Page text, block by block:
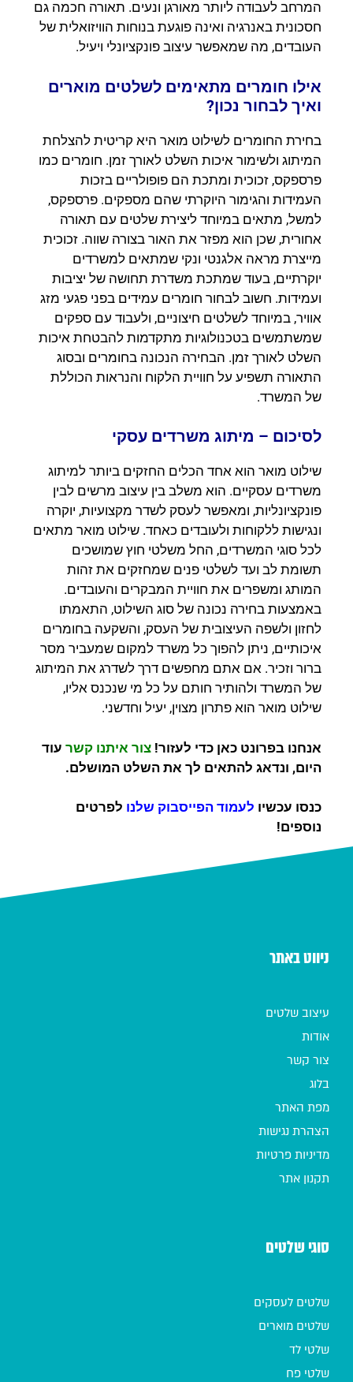
המרחב לעבודה ליותר מאורגן ונעים. תאורה חכמה גם
חסכונית באנרגיה ואינה פוגעת בנוחות הוויזואלית של
העובדים, מה שמאפשר עיצוב פונקציונלי ויעיל.
אילו חומרים מתאימים לשלטים מוארים
ואיך לבחור נכון?
בחירת החומרים לשילוט מואר היא קריטית להצלחת
המיתוג ולשימור איכות השלט לאורך זמן. חומרים כמו
פרספקס, זכוכית ומתכת הם פופולריים בזכות
העמידות והגימור היוקרתי שהם מספקים. פרספקס,
למשל, מתאים במיוחד ליצירת שלטים עם תאורה
אחורית, שכן הוא מפזר את האור בצורה שווה. זכוכית
מייצרת מראה אלגנטי ונקי שמתאים למשרדים
יוקרתיים, בעוד שמתכת משדרת תחושה של יציבות
ועמידות. חשוב לבחור חומרים עמידים בפני פגעי מזג
אוויר, במיוחד לשלטים חיצוניים, ולעבוד עם ספקים
שמשתמשים בטכנולוגיות מתקדמות להבטחת איכות
השלט לאורך זמן. הבחירה הנכונה בחומרים ובסוג
התאורה תשפיע על חוויית הלקוח והנראות הכוללת
של המשרד.
לסיכום – מיתוג משרדים עסקי
שילוט מואר הוא אחד הכלים החזקים ביותר למיתוג
משרדים עסקיים. הוא משלב בין עיצוב מרשים לבין
פונקציונליות, ומאפשר לעסק לשדר מקצועיות, יוקרה
ונגישות ללקוחות ולעובדים כאחד. שילוט מואר מתאים
לכל סוגי המשרדים, החל משלטי חוץ שמושכים
תשומת לב ועד לשלטי פנים שמחזקים את זהות
המותג ומשפרים את חוויית המבקרים והעובדים.
באמצעות בחירה נכונה של סוג השילוט, התאמתו
לחזון ולשפה העיצובית של העסק, והשקעה בחומרים
איכותיים, ניתן להפוך כל משרד למקום שמעביר מסר
ברור וזכיר. אם אתם מחפשים דרך לשדרג את המיתוג
של המשרד ולהותיר חותם על כל מי שנכנס אליו,
שילוט מואר הוא פתרון מצוין, יעיל וחדשני.
אנחנו בפרונט כאן כדי לעזור! צור איתנו קשר עוד
היום, ונדאג להתאים לך את השלט המושלם.
כנסו עכשיו לעמוד הפייסבוק שלנו לפרטים
נוספים!
ניווט באתר
עיצוב שלטים
אודות
צור קשר
בלוג
מפת האתר
הצהרת נגישות
מדיניות פרטיות
תקנון אתר
סוגי שלטים
שלטים לעסקים
שלטים מוארים
שלטי לד
שלטי פח